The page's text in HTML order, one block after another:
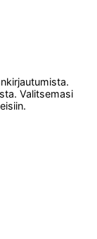
Valitsemasi